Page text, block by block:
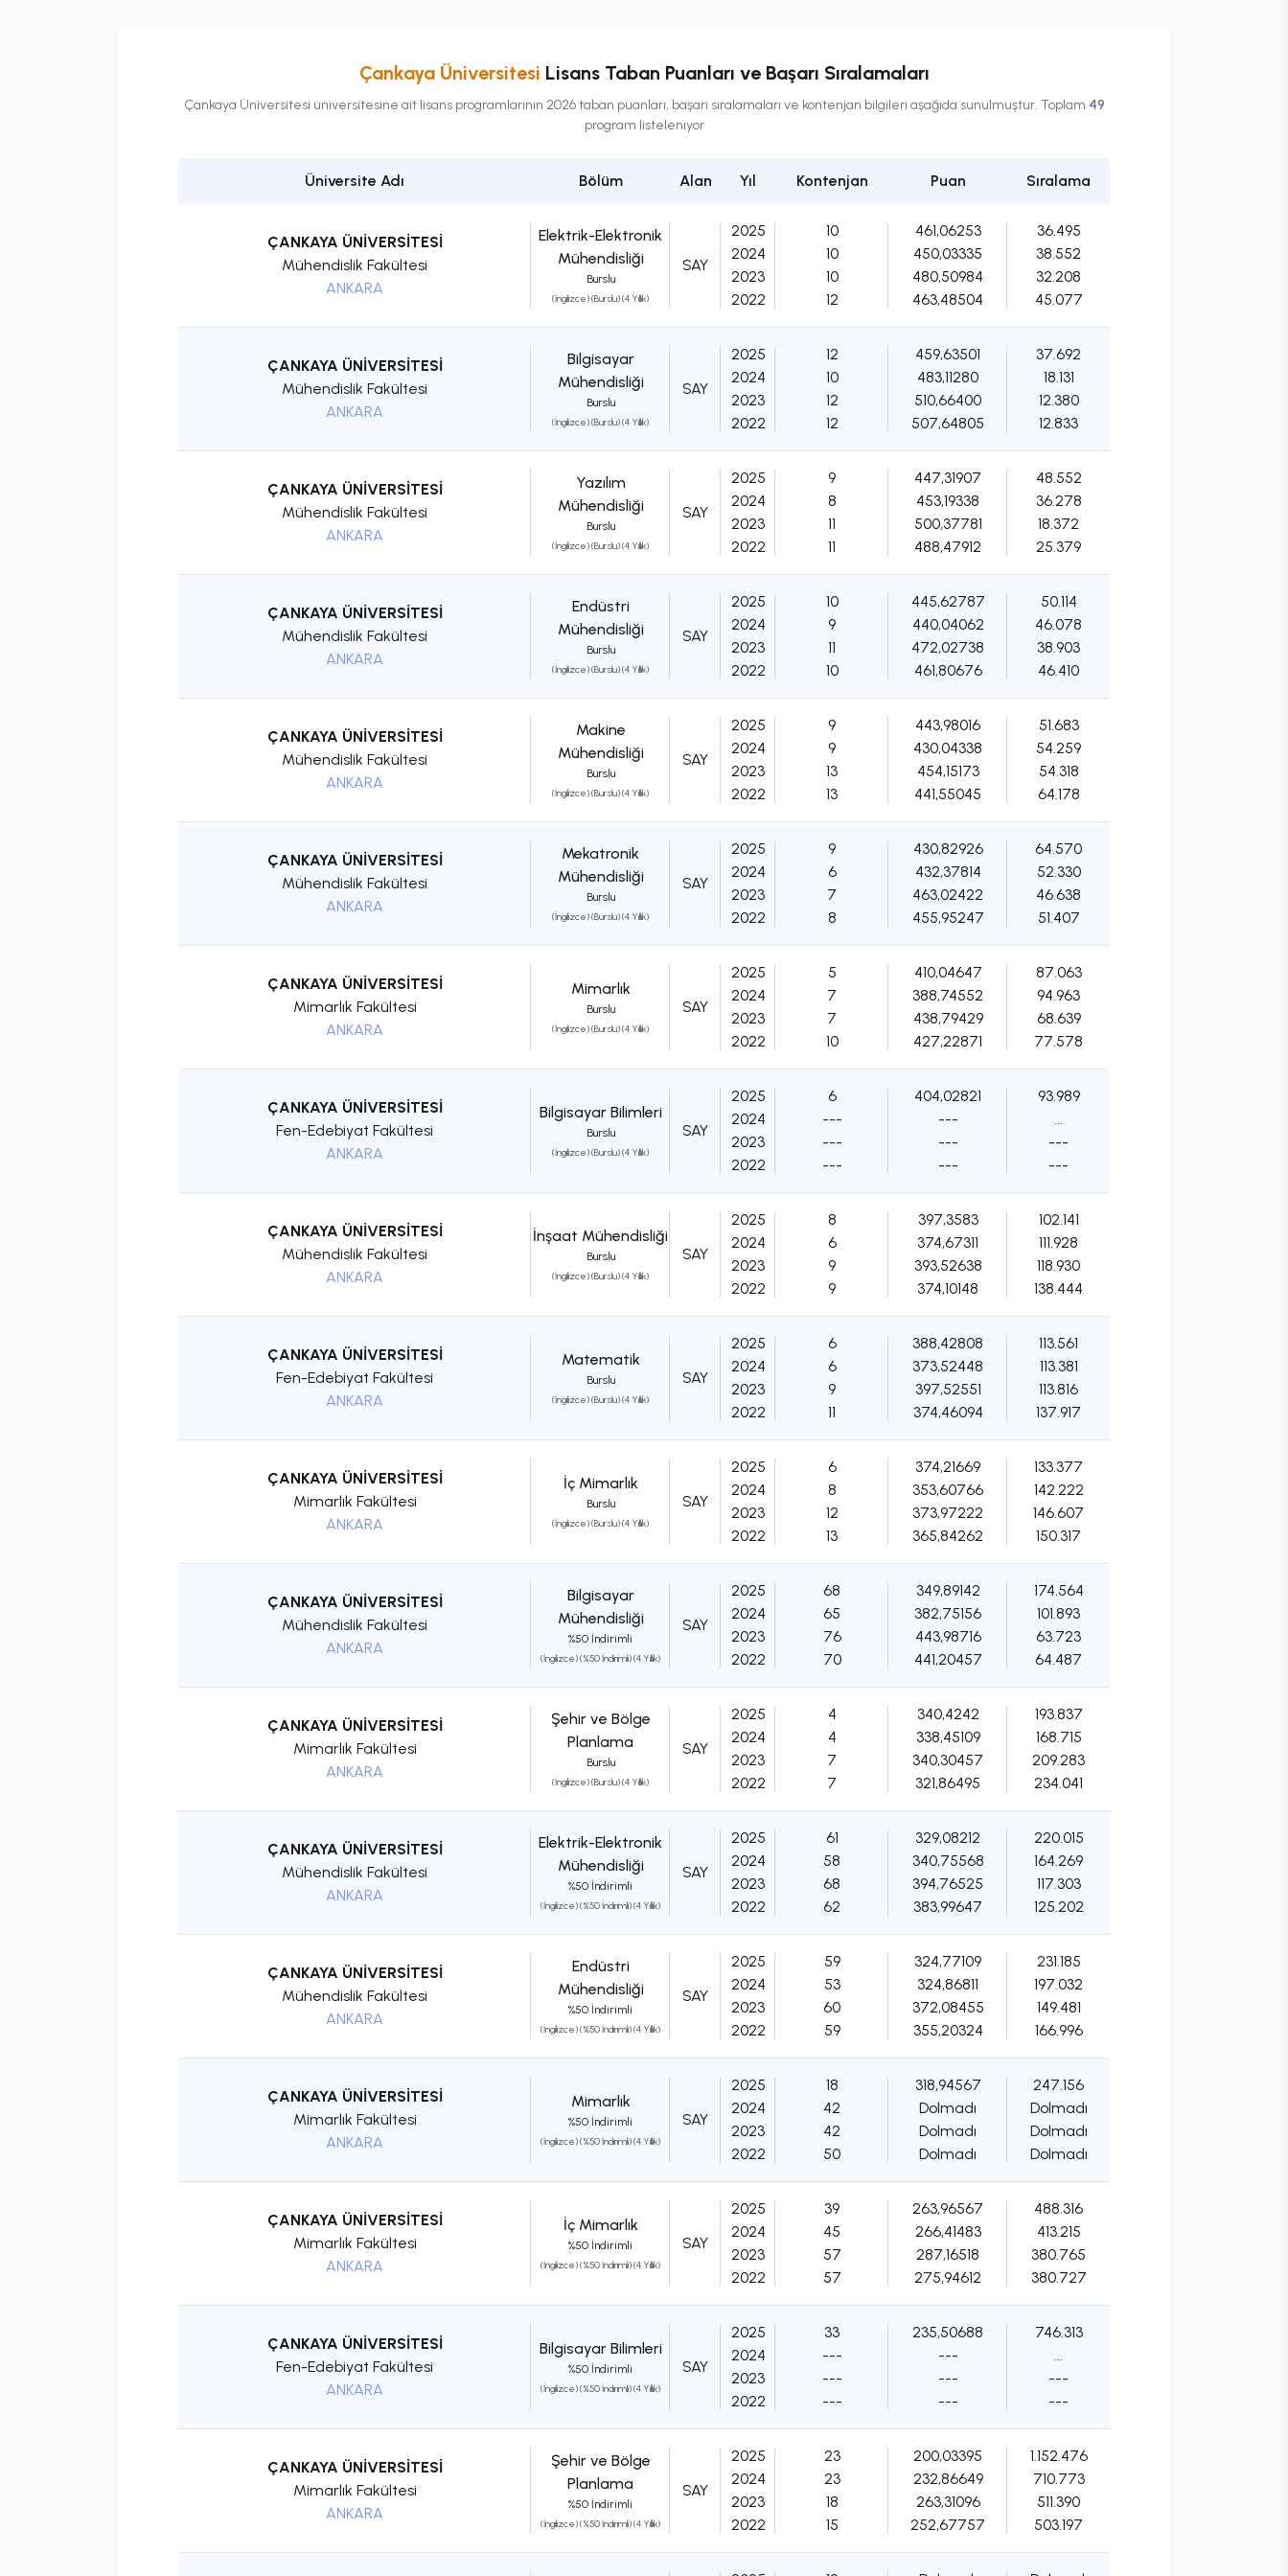
Çankaya Üniversitesi LisansTaban Puanları ve Başarı Sıralamaları
Çankaya Üniversitesi üniversitesine ait lisansprogramlarının 2026 taban puanları, başarı sıralamaları ve kontenjan bilgileri aşağıda sunulmuştur. Toplam 49
program listeleniyor
Üniversite Adı Bölüm Alan Yıl Kontenjan Puan Sıralama
ÇANKAYA ÜNİVERSİTESİ
Mühendislik Fakültesi
ANKARA
Elektrik-Elektronik
Mühendisliği
Burslu
(İngilizce) (Burslu) (4 Yıllık)
SAY
2025
2024
2023
2022
10
10
10
12
461,06253
450,03335
480,50984
463,48504
36.495
38.552
32.208
45.077
ÇANKAYA ÜNİVERSİTESİ
Mühendislik Fakültesi
ANKARA
Bilgisayar
Mühendisliği
Burslu
(İngilizce) (Burslu) (4 Yıllık)
SAY
2025
2024
2023
2022
12
10
12
12
459,63501
483,11280
510,66400
507,64805
37.692
18.131
12.380
12.833
ÇANKAYA ÜNİVERSİTESİ
Mühendislik Fakültesi
ANKARA
Yazılım
Mühendisliği
Burslu
(İngilizce) (Burslu) (4 Yıllık)
SAY
2025
2024
2023
2022
9
8
11
11
447,31907
453,19338
500,37781
488,47912
48.552
36.278
18.372
25.379
ÇANKAYA ÜNİVERSİTESİ
Mühendislik Fakültesi
ANKARA
Endüstri
Mühendisliği
Burslu
(İngilizce) (Burslu) (4 Yıllık)
SAY
2025
2024
2023
2022
10
9
11
10
445,62787
440,04062
472,02738
461,80676
50.114
46.078
38.903
46.410
ÇANKAYA ÜNİVERSİTESİ
Mühendislik Fakültesi
ANKARA
Makine
Mühendisliği
Burslu
(İngilizce) (Burslu) (4 Yıllık)
SAY
2025
2024
2023
2022
9
9
13
13
443,98016
430,04338
454,15173
441,55045
51.683
54.259
54.318
64.178
ÇANKAYA ÜNİVERSİTESİ
Mühendislik Fakültesi
ANKARA
Mekatronik
Mühendisliği
Burslu
(İngilizce) (Burslu) (4 Yıllık)
SAY
2025
2024
2023
2022
9
6
7
8
430,82926
432,37814
463,02422
455,95247
64.570
52.330
46.638
51.407
ÇANKAYA ÜNİVERSİTESİ
Mimarlık Fakültesi
ANKARA
Mimarlık
Burslu
(İngilizce) (Burslu) (4 Yıllık)
SAY
2025
2024
2023
2022
5
7
7
10
410,04647
388,74552
438,79429
427,22871
87.063
94.963
68.639
77.578
ÇANKAYA ÜNİVERSİTESİ
Fen-Edebiyat Fakültesi
ANKARA
Bilgisayar Bilimleri
Burslu
(İngilizce) (Burslu) (4 Yıllık)
SAY
2025
2024
2023
2022
6
---
---
---
404,02821
---
---
---
93.989
...
---
---
ÇANKAYA ÜNİVERSİTESİ
Mühendislik Fakültesi
ANKARA
İnşaat Mühendisliği
Burslu
(İngilizce) (Burslu) (4 Yıllık)
SAY
2025
2024
2023
2022
8
6
9
9
397,3583
374,67311
393,52638
374,10148
102.141
111.928
118.930
138.444
ÇANKAYA ÜNİVERSİTESİ
Fen-Edebiyat Fakültesi
ANKARA
Matematik
Burslu
(İngilizce) (Burslu) (4 Yıllık)
SAY
2025
2024
2023
2022
6
6
9
11
388,42808
373,52448
397,52551
374,46094
113.561
113.381
113.816
137.917
ÇANKAYA ÜNİVERSİTESİ
Mimarlık Fakültesi
ANKARA
İç Mimarlık
Burslu
(İngilizce) (Burslu) (4 Yıllık)
SAY
2025
2024
2023
2022
6
8
12
13
374,21669
353,60766
373,97222
365,84262
133.377
142.222
146.607
150.317
ÇANKAYA ÜNİVERSİTESİ
Mühendislik Fakültesi
ANKARA
Bilgisayar
Mühendisliği
%50 İndirimli
(İngilizce) (%50 İndirimli) (4 Yıllık)
SAY
2025
2024
2023
2022
68
65
76
70
349,89142
382,75156
443,98716
441,20457
174.564
101.893
63.723
64.487
ÇANKAYA ÜNİVERSİTESİ
Mimarlık Fakültesi
ANKARA
Şehir ve Bölge
Planlama
Burslu
(İngilizce) (Burslu) (4 Yıllık)
SAY
2025
2024
2023
2022
4
4
7
7
340,4242
338,45109
340,30457
321,86495
193.837
168.715
209.283
234.041
ÇANKAYA ÜNİVERSİTESİ
Mühendislik Fakültesi
ANKARA
Elektrik-Elektronik
Mühendisliği
%50 İndirimli
(İngilizce) (%50 İndirimli) (4 Yıllık)
SAY
2025
2024
2023
2022
61
58
68
62
329,08212
340,75568
394,76525
383,99647
220.015
164.269
117.303
125.202
ÇANKAYA ÜNİVERSİTESİ
Mühendislik Fakültesi
ANKARA
Endüstri
Mühendisliği
%50 İndirimli
(İngilizce) (%50 İndirimli) (4 Yıllık)
SAY
2025
2024
2023
2022
59
53
60
59
324,77109
324,86811
372,08455
355,20324
231.185
197.032
149.481
166.996
ÇANKAYA ÜNİVERSİTESİ
Mimarlık Fakültesi
ANKARA
Mimarlık
%50 İndirimli
(İngilizce) (%50 İndirimli) (4 Yıllık)
SAY
2025
2024
2023
2022
18
42
42
50
318,94567
Dolmadı
Dolmadı
Dolmadı
247.156
Dolmadı
Dolmadı
Dolmadı
ÇANKAYA ÜNİVERSİTESİ
Mimarlık Fakültesi
ANKARA
İç Mimarlık
%50 İndirimli
(İngilizce) (%50 İndirimli) (4 Yıllık)
SAY
2025
2024
2023
2022
39
45
57
57
263,96567
266,41483
287,16518
275,94612
488.316
413.215
380.765
380.727
ÇANKAYA ÜNİVERSİTESİ
Fen-Edebiyat Fakültesi
ANKARA
Bilgisayar Bilimleri
%50 İndirimli
(İngilizce) (%50 İndirimli) (4 Yıllık)
SAY
2025
2024
2023
2022
33
---
---
---
235,50688
---
---
---
746.313
...
---
---
ÇANKAYA ÜNİVERSİTESİ
Mimarlık Fakültesi
ANKARA
Şehir ve Bölge
Planlama
%50 İndirimli
(İngilizce) (%50 İndirimli) (4 Yıllık)
SAY
2025
2024
2023
2022
23
23
18
15
200,03395
232,86649
263,31096
252,67757
1.152.476
710.773
511.390
503.197